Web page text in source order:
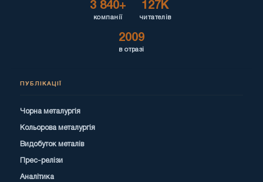
3 840+
компанії
127K
читателів
2009
в отразі
ПУБЛІКАЦІЇ
Чорна металургія
Кольорова металургія
Видобуток металів
Прес-релізи
Аналітика